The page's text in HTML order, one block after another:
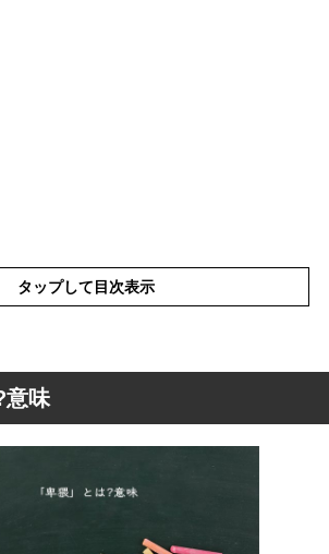
タップして目次表示
は?意味
類語や類義語・言い換え
意味